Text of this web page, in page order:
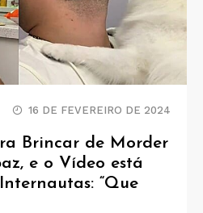
16 DE FEVEREIRO DE 2024
Brincar de Morder
e o Vídeo está
“Que